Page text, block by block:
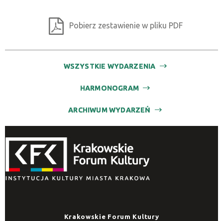
Pobierz zestawienie w pliku PDF
WSZYSTKIE WYDARZENIA
HARMONOGRAM
ARCHIWUM WYDARZEŃ
Krakowskie Forum Kultury